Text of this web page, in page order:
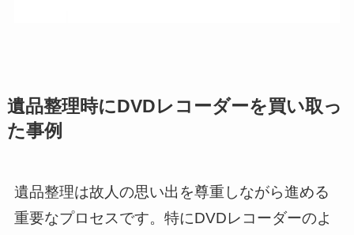
遺品整理時にDVDレコーダーを買い取っ
た事例
遺品整理は故人の思い出を尊重しながら進める
重要なプロセスです。特にDVDレコーダーのよ